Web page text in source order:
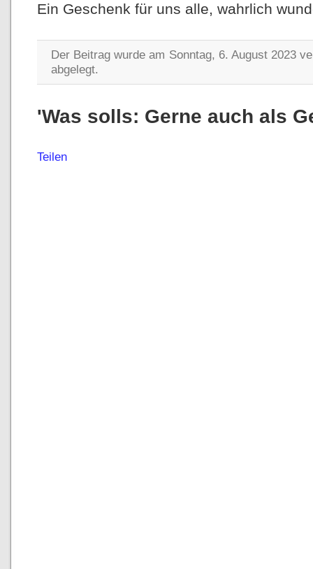
Ein Geschenk für uns alle, wahrlich
Der Beitrag wurde am Sonntag, 6. August 2023
abgelegt.
'Was solls: Gerne auch als
Teilen